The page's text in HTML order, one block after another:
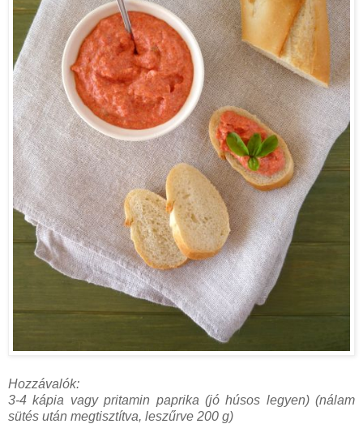
Hozzávalók:
3-4 kápia vagy pritamin paprika (jó húsos legyen) (nálam
sütés után megtisztítva, leszűrve 200 g)